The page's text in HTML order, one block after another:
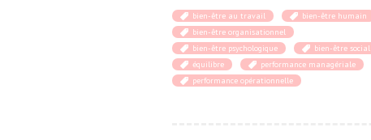
bien-être au travail
bien-être humain
bien-être organisationnel
bien-être psychologique
bien-être social
équilibre
performance managériale
performance opérationnelle